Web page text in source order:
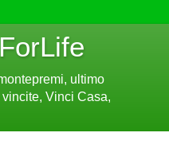
ultimo
Vinci Casa,